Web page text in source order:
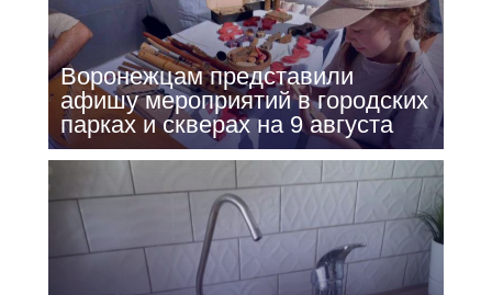
Воронежцам представили
афишу мероприятий в городских
парках и скверах на 9 августа